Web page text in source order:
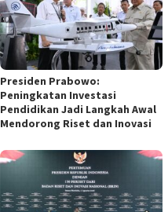
Presiden Prabowo:
Peningkatan Investasi
Pendidikan Jadi Langkah Awal
Mendorong Riset dan Inovasi